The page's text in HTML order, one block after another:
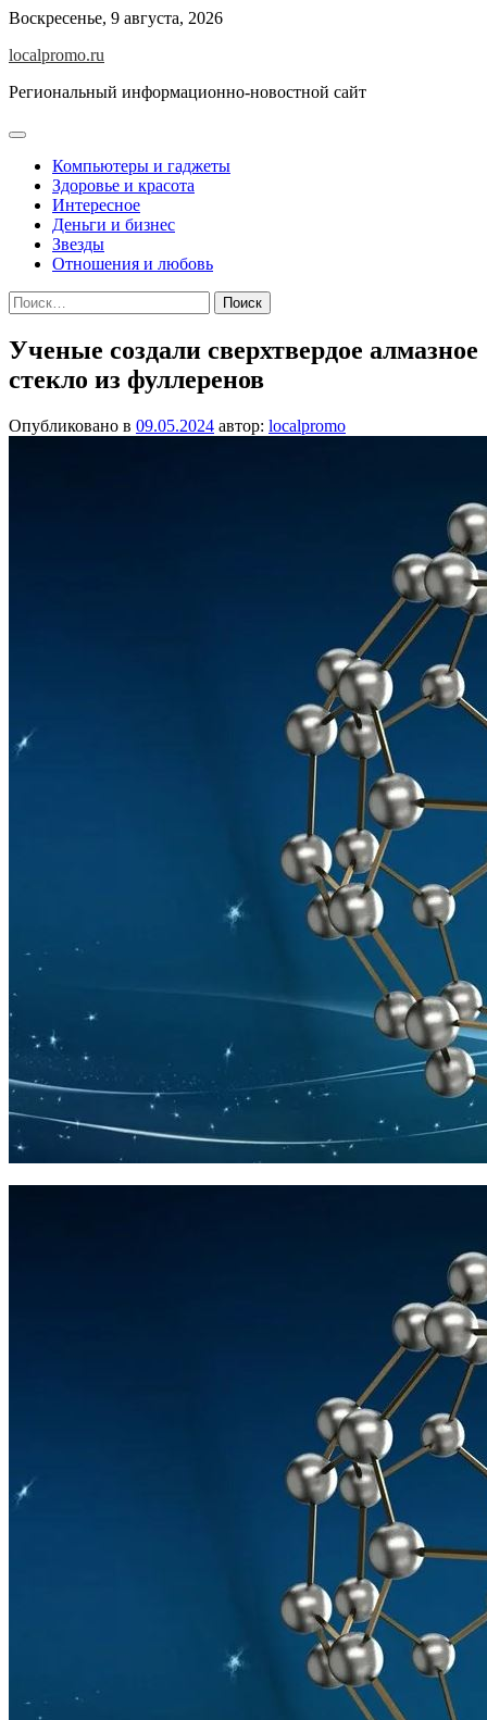
Перейти
содержимому
Воскресенье, 9 августа, 2026
localpromo.ru
Региональный информационно-новостной сайт
Компьютеры и гаджеты
Здоровье и красота
Интересное
Деньги и бизнес
Звезды
Отношения и любовь
Найти:
Ученые создали сверхтвердое алмазное
стекло из фуллеренов
Опубликовано в 09.05.2024 автор: localpromo